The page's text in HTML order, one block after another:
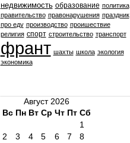
недвижимость образование политика
правительство правонарушения праздник
про еду производство проишествие
религия спорт строительство транспорт
франт шахты школа экология
экономика
Август 2026
Вс Пн Вт Ср Чт Пт Сб
1
2
3 4 5 6 7
8